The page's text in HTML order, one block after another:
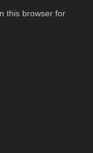
this browser for